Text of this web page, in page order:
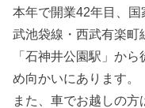
本年で開業42年目、
武池袋線・西武有楽町
「石神井公園駅」か
め向かいにあります。
また、車でお越しの方